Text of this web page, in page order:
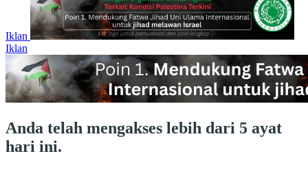
Iklan
Iklan
Anda telah mengakses lebih dari 5 ayat
hari ini.